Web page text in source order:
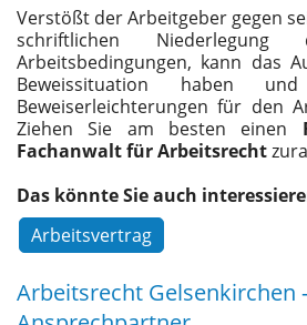
Verstößt der Arbeitgeber gegen
schriftlichen Niederlegung
Arbeitsbedingungen, kann das
Beweissituation haben
Beweiserleichterungen für den
Ziehen Sie am besten einen
Fachanwalt für Arbeitsrecht
Das könnte Sie auch
Arbeitsvertrag
Arbeitsrecht Gelsenkirchen